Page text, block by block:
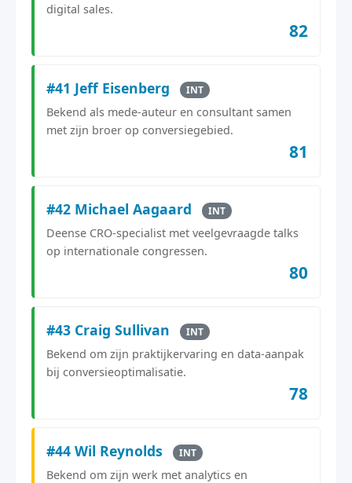
digital sales.
82
#41 Jeff Eisenberg INT
Bekend als mede-auteur en consultant samen
met zijn broer op conversiegebied.
81
#42 Michael Aagaard INT
Deense CRO-specialist met veelgevraagde talks
op internationale congressen.
80
#43 Craig Sullivan INT
Bekend om zijn praktijkervaring en data-aanpak
bij conversieoptimalisatie.
78
#44 Wil Reynolds INT
Bekend om zijn werk met analytics en